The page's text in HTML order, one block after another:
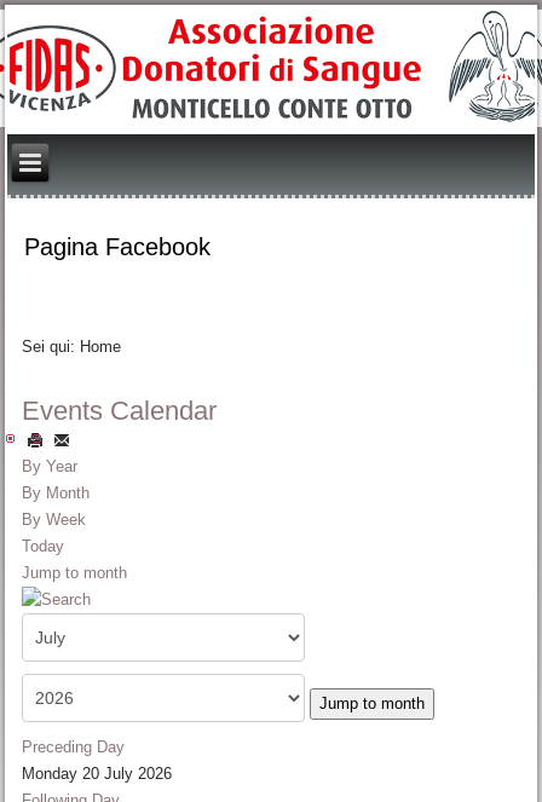
Pagina Facebook
Sei qui: Home
Events Calendar
By Year
By Month
By Week
Today
Jump to month
Jump to month
Preceding Day
Monday 20 July 2026